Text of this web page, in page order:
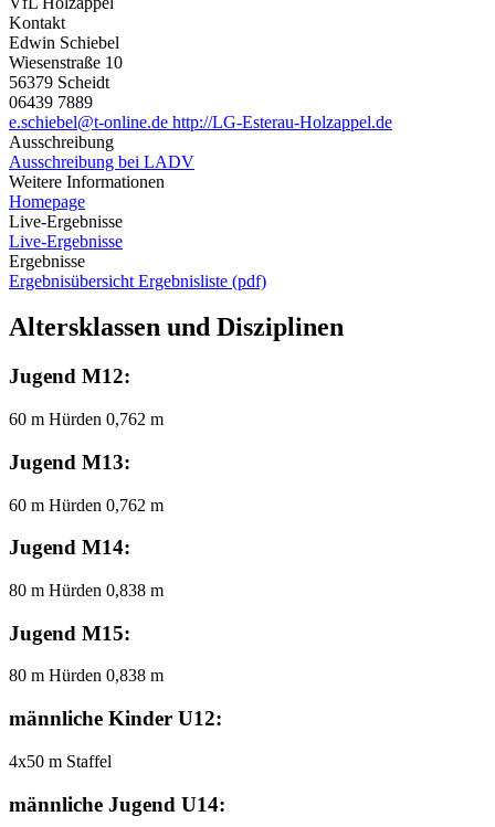
Kontakt
Edwin Schiebel
Wiesenstraße 10
56379 Scheidt
06439 7889
e.schiebel@t-online.de http://LG-Esterau-Holzappel.de
Ausschreibung
Ausschreibung bei LADV
Weitere Informationen
Homepage
Live-Ergebnisse
Live-Ergebnisse
Ergebnisse
Ergebnisübersicht Ergebnisliste (pdf)
Altersklassen und Disziplinen
Jugend M12:
60 m Hürden 0,762 m
Jugend M13:
60 m Hürden 0,762 m
Jugend M14:
80 m Hürden 0,838 m
Jugend M15:
80 m Hürden 0,838 m
männliche Kinder U12:
4x50 m Staffel
männliche Jugend U14: